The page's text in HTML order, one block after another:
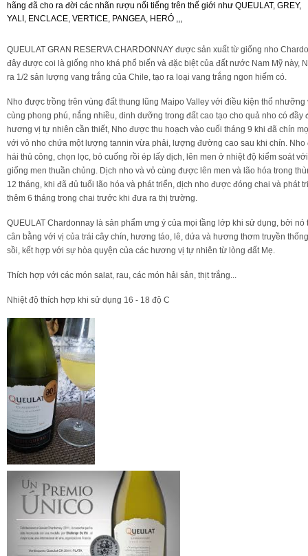
VANG CANADA ICEWINE
RƯỢU VANG NAM PHI
RƯỢU VANG ROMANIA GIÁ CỰC RẺ
RƯỢU VANG ĐỨC
hãng đã cho ra đời các nhãn rượu nổi tiếng trên thế giới như QUEULAT, GREY,
YALI, ENCLACE, VERTICE, PANGEA, HERÓ ,,,
QUEULAT GRAN RESERVA CHARDONNAY được sản xuất từ giống nho
đây được coi là giống nho khá phổ biến và đặc biệt của đất nước Nam Mỹ này,
ra 1/2 sản lượng vang trắng của Chile, tạo ra loại vang trắng ngon hiếm có.
Nho được trồng trên vùng đất thung lũng Maipo Valley với điều kiện thổ nhưỡng
cùng phong phú, nắng nhiều, dinh dưỡng trong đất cao tạo cho quả nho có đầy
hương vị tự nhiên cần thiết, Nho được thu hoạch vào cuối tháng 9 khi đã chín
với vỏ nho chứa một lượng tannin vừa phải, lượng đường cao sau khi chín. Nho
hái thủ công, chọn lọc, bỏ cuống rồi ép lấy dịch, lên men ở nhiệt độ kiểm soát
giống men thuần chủng. Dịch nho và vỏ cùng được lên men và lão hóa trong
12 tháng, khi đã đủ tuổi lão hóa và phát triển, dịch nho được đóng chai và phát
thêm 6 tháng trong chai trước khi đưa ra thị trường.
QUEULAT Chardonnay là sản phẩm ưng ý của mọi tầng lớp khi sử dụng, bởi nó
cân bằng với vị của trái cây chín, hương táo, lê, dứa và hương thơm truyền
sồi, kết hợp với sự hòa quyện của các hương vị tự nhiên từ lòng đất Mẹ.
Thích hợp với các món salat, rau, các món hải sản, thịt trắng...
Nhiệt độ thích hợp khi sử dụng 16 - 18 độ C